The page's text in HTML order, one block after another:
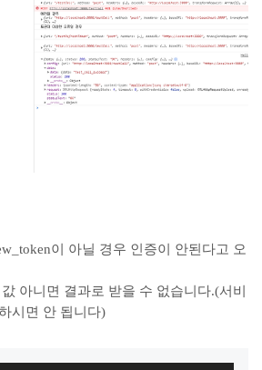
이 아닐 경우 인증이 안된다고 오
아니면 결과로 받을 수 없습니다.(서비
시면 안 됩니다)